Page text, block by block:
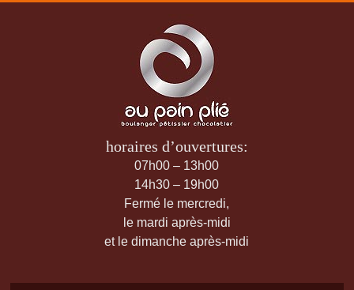
horaires d’ouvertures:
07h00 – 13h00
14h30 – 19h00
Fermé le mercredi,
le mardi après-midi
et le dimanche après-midi